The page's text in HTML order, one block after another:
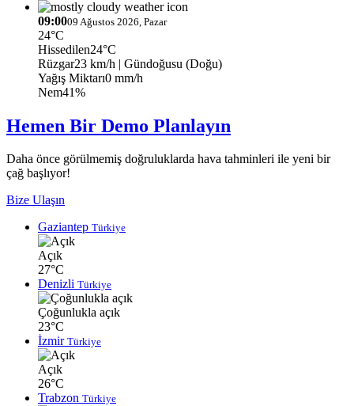
09:0009 Ağustos 2026, Pazar
24°C
Hissedilen24°C
Rüzgar23 km/h | Gündoğusu (Doğu)
Yağış Miktarı0 mm/h
Nem41%
Hemen Bir Demo Planlayın
Daha önce görülmemiş doğruluklarda hava tahminleri ile yeni bir
çağ başlıyor!
Bize Ulaşın
Gaziantep Türkiye
Açık
27°C
Denizli Türkiye
Çoğunlukla açık
23°C
İzmir Türkiye
Açık
26°C
Trabzon Türkiye